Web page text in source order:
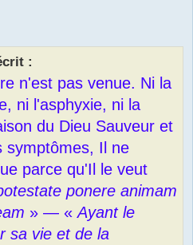
:
n'est pas venue. Ni la
ni l'asphyxie, ni la
du Dieu Sauveur et
symptômes, Il ne
parce qu'Il le veut
ponere animam
» — «Ayant le
sa vie et de la